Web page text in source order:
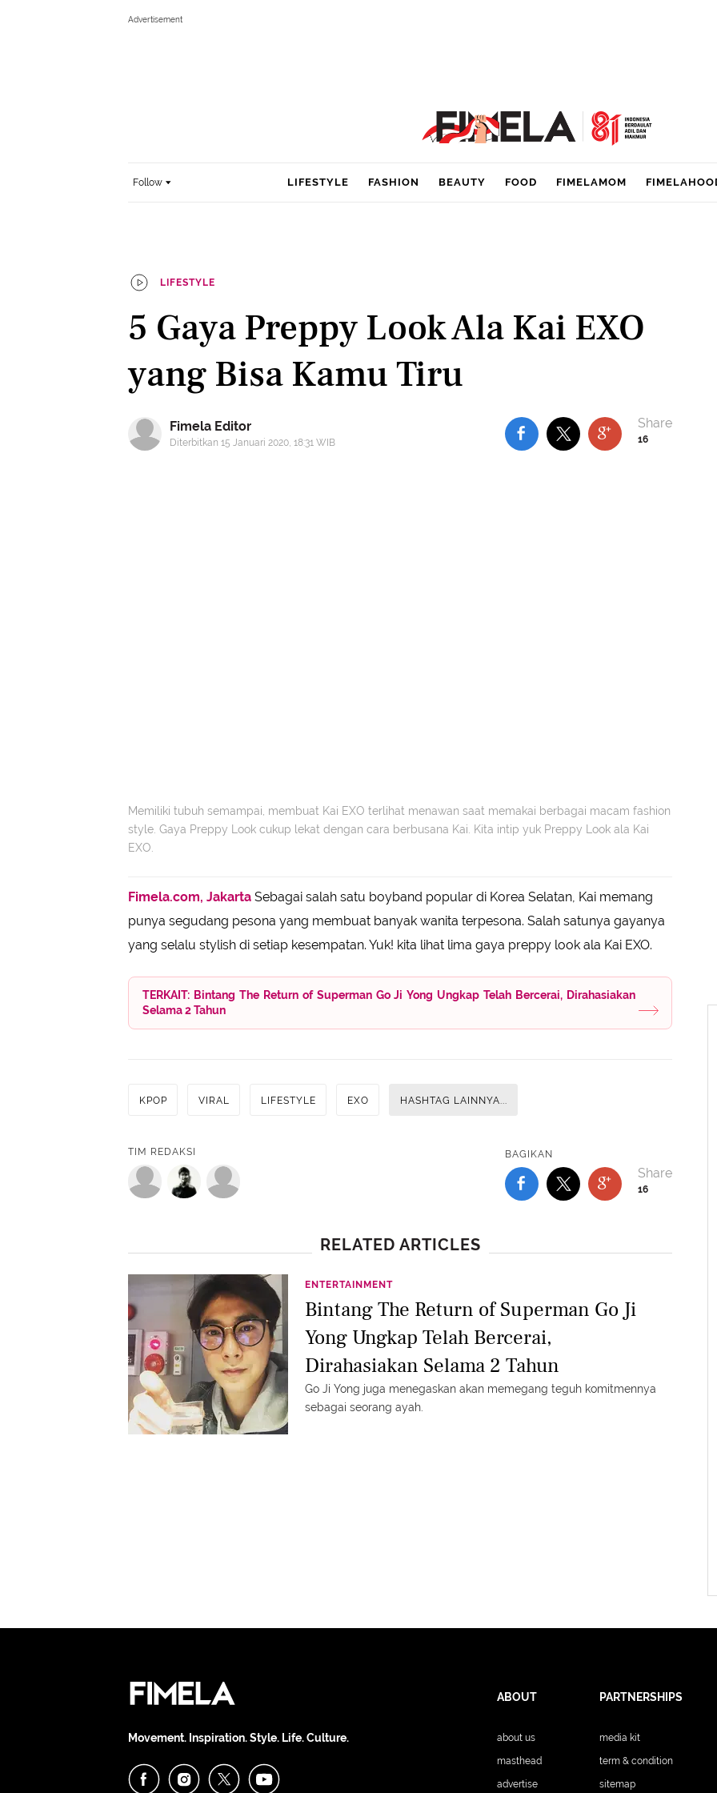
Follow LIFESTYLE FASHION BEAUTY FOOD FIMELAMOM
LIFESTYLE
5 Gaya Preppy Look Ala Kai EXO
yang Bisa Kamu Tiru
Fimela Editor
Diterbitkan 15 Januari 2020, 18:31 WIB 16
Memiliki tubuh semampai, membuat Kai EXO terlihat menawan saat memakai berbagai macam fashion
style. Gaya Preppy Look cukup lekat dengan cara berbusana Kai. Kita intip yuk Preppy Look ala Kai
EXO.
Fimela.com, Jakarta Sebagai salah satu boyband popular di Korea Selatan, Kai memang
punya segudang pesona yang membuat banyak wanita terpesona. Salah satunya gayanya
yang selalu stylish di setiap kesempatan. Yuk! kita lihat lima gaya preppy look ala Kai EXO.
TERKAIT: Bintang The Return of Superman Go Ji Yong Ungkap Telah Bercerai, Dirahasiakan
Selama 2 Tahun
KPOP VIRAL LIFESTYLE EXO HASHTAG LAINNYA...
TIM REDAKSI BAGIKAN
16
RELATED ARTICLES
ENTERTAINMENT
Bintang The Return of Superman Go Ji
Yong Ungkap Telah Bercerai,
Dirahasiakan Selama 2 Tahun
Go Ji Yong juga menegaskan akan memegang teguh komitmennya
sebagai seorang ayah.
Movement. Inspiration. Style. Life. Culture.
ABOUT PARTNERSHIPS
about us media kit
masthead term & condition
advertise sitemap